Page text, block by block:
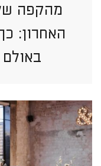
מהקפה
האחרון: